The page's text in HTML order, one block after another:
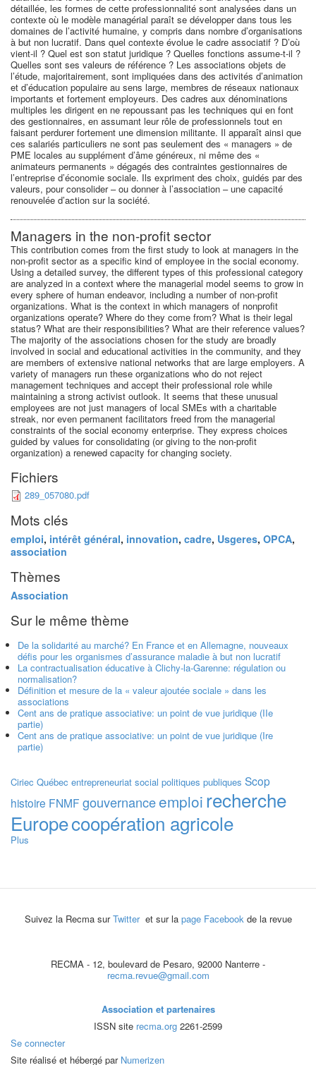
détaillée, les formes de cette professionnalité sont analysées dans un
contexte où le modèle managérial paraît se développer dans tous les
domaines de l’activité humaine, y compris dans nombre d’organisations
à but non lucratif. Dans quel contexte évolue le cadre associatif ? D’où
vient-il ? Quel est son statut juridique ? Quelles fonctions assume-t-il ?
Quelles sont ses valeurs de référence ? Les associations objets de
l’étude, majoritairement, sont impliquées dans des activités d’animation
et d’éducation populaire au sens large, membres de réseaux nationaux
importants et fortement employeurs. Des cadres aux dénominations
multiples les dirigent en ne repoussant pas les techniques qui en font
des gestionnaires, en assumant leur rôle de professionnels tout en
faisant perdurer fortement une dimension militante. Il apparaît ainsi que
ces salariés particuliers ne sont pas seulement des « managers » de
PME locales au supplément d’âme généreux, ni même des «
animateurs permanents » dégagés des contraintes gestionnaires de
l’entreprise d’économie sociale. Ils expriment des choix, guidés par des
valeurs, pour consolider – ou donner à l’association – une capacité
renouvelée d’action sur la société.
Managers in the non-profit sector
This contribution comes from the first study to look at managers in the
non-profit sector as a specific kind of employee in the social economy.
Using a detailed survey, the different types of this professional category
are analyzed in a context where the managerial model seems to grow in
every sphere of human endeavor, including a number of non-profit
organizations. What is the context in which managers of nonprofit
organizations operate? Where do they come from? What is their legal
status? What are their responsibilities? What are their reference values?
The majority of the associations chosen for the study are broadly
involved in social and educational activities in the community, and they
are members of extensive national networks that are large employers. A
variety of managers run these organizations who do not reject
management techniques and accept their professional role while
maintaining a strong activist outlook. It seems that these unusual
employees are not just managers of local SMEs with a charitable
streak, nor even permanent facilitators freed from the managerial
constraints of the social economy enterprise. They express choices
guided by values for consolidating (or giving to the non-profit
organization) a renewed capacity for changing society.
Fichiers
289_057080.pdf
Mots clés
emploi, intérêt général, innovation, cadre, Usgeres, OPCA,
association
Thèmes
Association
Sur le même thème
De la solidarité au marché? En France et en Allemagne, nouveaux
défis pour les organismes d’assurance maladie à but non lucratif
La contractualisation éducative à Clichy-la-Garenne: régulation ou
normalisation?
Définition et mesure de la « valeur ajoutée sociale » dans les
associations
Cent ans de pratique associative: un point de vue juridique (IIe
partie)
Cent ans de pratique associative: un point de vue juridique (Ire
partie)
Ciriec Québec entrepreneuriat social politiques publiques Scop
histoire FNMF gouvernanceemploi recherche
Europecoopération agricole
Plus
Suivez la Recma surTwitter et sur la page Facebookde la revue
RECMA - 12, boulevard de Pesaro, 92000 Nanterre -
recma.revue@gmail.com
Association et partenaires
ISSN site recma.org 2261-2599
Se connecter
Site réalisé et hébergé par Numerizen